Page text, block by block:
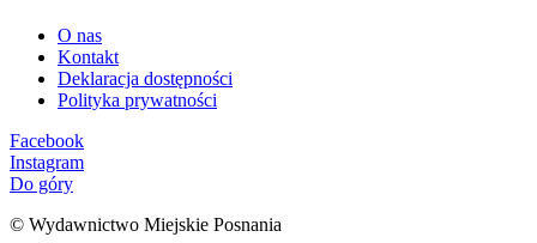
O nas
Kontakt
Deklaracja dostępności
Polityka prywatności
Facebook
Instagram
Do góry
© Wydawnictwo Miejskie Posnania